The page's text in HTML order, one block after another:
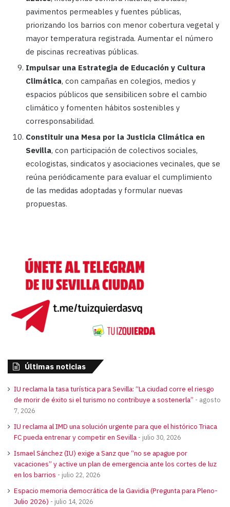
pavimentos permeables y fuentes públicas,
priorizando los barrios con menor cobertura vegetal y
mayor temperatura registrada. Aumentar el número
de piscinas recreativas públicas.
Impulsar una Estrategia de Educación y Cultura
Climática, con campañas en colegios, medios y
espacios públicos que sensibilicen sobre el cambio
climático y fomenten hábitos sostenibles y
corresponsabilidad.
Constituir una Mesa por la Justicia Climática en
Sevilla, con participación de colectivos sociales,
ecologistas, sindicatos y asociaciones vecinales, que se
reúna periódicamente para evaluar el cumplimiento
de las medidas adoptadas y formular nuevas
propuestas.
Últimas noticias
IU reclama la tasa turística para Sevilla: “La ciudad corre el riesgo
de morir de éxito si el turismo no contribuye a sostenerla”
agosto
7, 2026
IU reclama al IMD una solución urgente para que el histórico Triaca
FC pueda entrenar y competir en Sevilla
julio 30, 2026
Ismael Sánchez (IU) exige a Sanz que “no se apague por
vacaciones” y active un plan de emergencia ante los cortes de luz
en los barrios
julio 22, 2026
Espacio memoria democrática de la Gavidia (Pregunta para Pleno-
Julio 2026)
julio 14, 2026